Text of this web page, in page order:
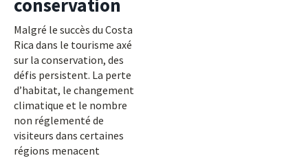
conservation
Malgré le succès du Costa
Rica dans le tourisme axé
sur la conservation, des
défis persistent. La perte
d’habitat, le changement
climatique et le nombre
non réglementé de
visiteurs dans certaines
régions menacent